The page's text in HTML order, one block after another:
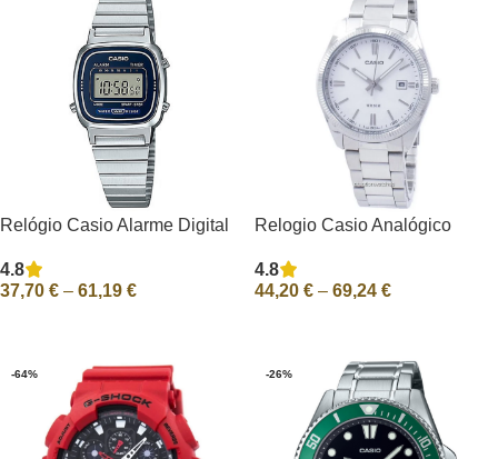
Relógio Casio Alarme Digital
Mulher
4.8
37,70 € – 61,19 €
Relogio Casio Analógico
MTP1302D-7A1V Men
4.8
44,20 € – 69,24 €
-64% -26%